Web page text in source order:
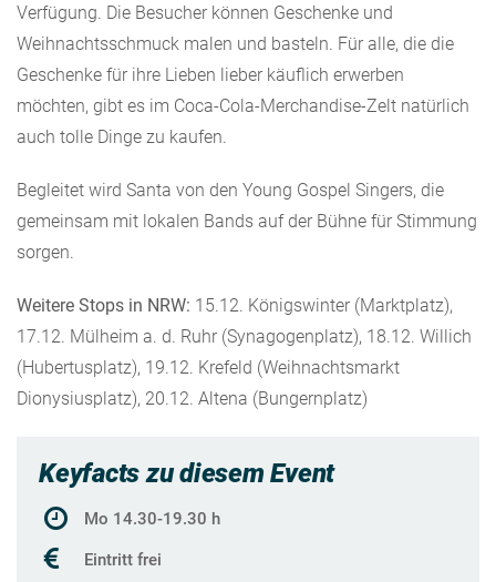
Verfügung. Die Besucher können Geschenke und
Weihnachtsschmuck malen und basteln. Für alle, die die
Geschenke für ihre Lieben lieber käuflich erwerben
möchten, gibt es im Coca-Cola-Merchandise-Zelt natürlich
auch tolle Dinge zu kaufen.
Begleitet wird Santa von den Young Gospel Singers, die
gemeinsam mit lokalen Bands auf der Bühne für Stimmung
sorgen.
Weitere Stops in NRW: 15.12. Königswinter (Marktplatz),
17.12. Mülheim a. d. Ruhr (Synagogenplatz), 18.12. Willich
(Hubertusplatz), 19.12. Krefeld (Weihnachtsmarkt
Dionysiusplatz), 20.12. Altena (Bungernplatz)
Keyfacts zu diesem Event
Mo 14.30-19.30 h
Eintritt frei